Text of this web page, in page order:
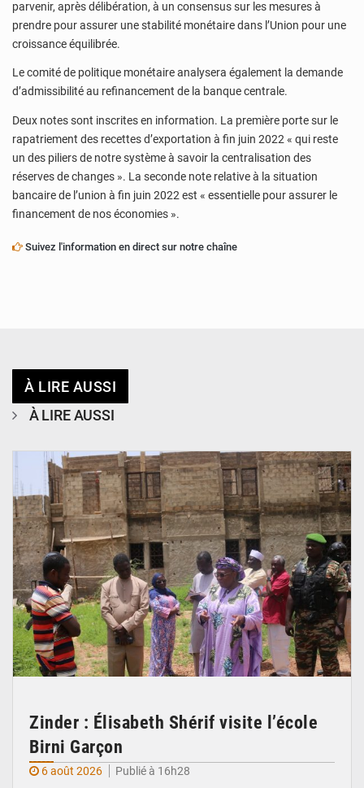
parvenir, après délibération, à un consensus sur les mesures à
prendre pour assurer une stabilité monétaire dans l’Union pour une
croissance équilibrée.
Le comité de politique monétaire analysera également la demande
d’admissibilité au refinancement de la banque centrale.
Deux notes sont inscrites en information. La première porte sur le
rapatriement des recettes d’exportation à fin juin 2022 « qui reste
un des piliers de notre système à savoir la centralisation des
réserves de changes ». La seconde note relative à la situation
bancaire de l’union à fin juin 2022 est « essentielle pour assurer le
financement de nos économies ».
Suivez l'information en direct sur notre chaîne
À LIRE AUSSI
À LIRE AUSSI
Zinder : Élisabeth Shérif visite l’école
Birni Garçon
6 août 2026
Publié à 16h28